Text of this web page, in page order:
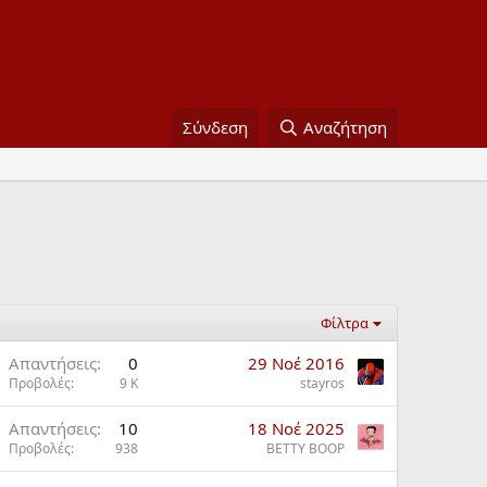
Σύνδεση Αναζήτηση
Φίλτρα
Απαντήσεις 0
Προβολές 9 K
29 Νοέ 2016
stayros
Απαντήσεις 10
Προβολές 938
18 Νοέ 2025
BETTY BOOP